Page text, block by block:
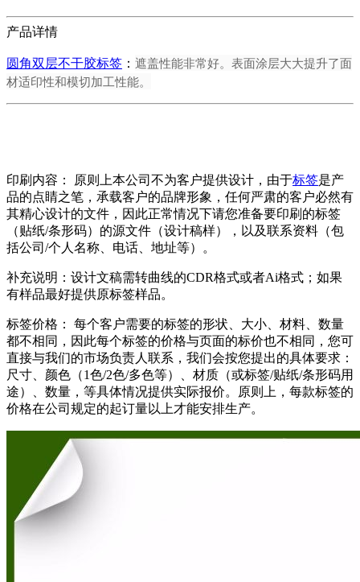
产品详情
圆角双层不干胶标签 ： 遮盖性能非常好。表面涂层大大提升了面
材适印性和模切加工性能。
印刷内容： 原则上本公司不为客户提供设计，由于标签是产
品的点睛之笔，承载客户的品牌形象，任何严肃的客户必然有
其精心设计的文件，因此正常情况下请您准备要印刷的标签
（贴纸/条形码）的源文件（设计稿样），以及联系资料（包
括公司/个人名称、电话、地址等）。
补充说明：设计文稿需转曲线的CDR格式或者Ai格式；如果
有样品最好提供原标签样品。
标签价格： 每个客户需要的标签的形状、大小、材料、数量
都不相同，因此每个标签的价格与页面的标价也不相同，您可
直接与我们的市场负责人联系，我们会按您提出的具体要求：
尺寸、颜色（1色/2色/多色等）、材质（或标签/贴纸/条形码用
途）、数量，等具体情况提供实际报价。原则上，每款标签的
价格在公司规定的起订量以上才能安排生产。